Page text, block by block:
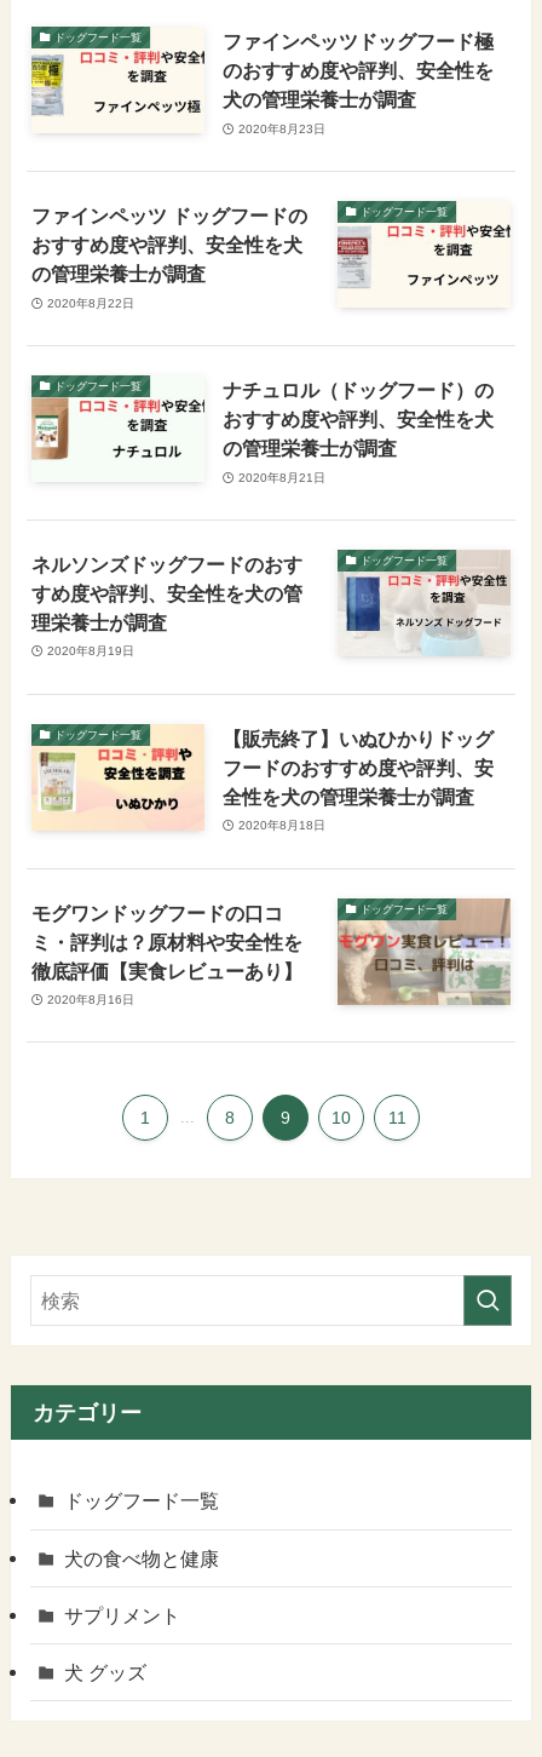
ドッグフード一覧
ファインペッツドッグフード極
のおすすめ度や評判、安全性を
犬の管理栄養士が調査
2020年8月23日
ドッグフード一覧
ファインペッツ ドッグフードの
おすすめ度や評判、安全性を犬
の管理栄養士が調査
2020年8月22日
ドッグフード一覧
ナチュロル（ドッグフード）の
おすすめ度や評判、安全性を犬
の管理栄養士が調査
2020年8月21日
ドッグフード一覧
ネルソンズドッグフードのおす
すめ度や評判、安全性を犬の管
理栄養士が調査
2020年8月19日
ドッグフード一覧
【販売終了】いぬひかりドッグ
フードのおすすめ度や評判、安
全性を犬の管理栄養士が調査
2020年8月18日
ドッグフード一覧
モグワンドッグフードの口コ
ミ・評判は？原材料や安全性を
徹底評価【実食レビューあり】
2020年8月16日
1 ... 8 9 10 11
カテゴリー
ドッグフード一覧
犬の食べ物と健康
サプリメント
犬 グッズ